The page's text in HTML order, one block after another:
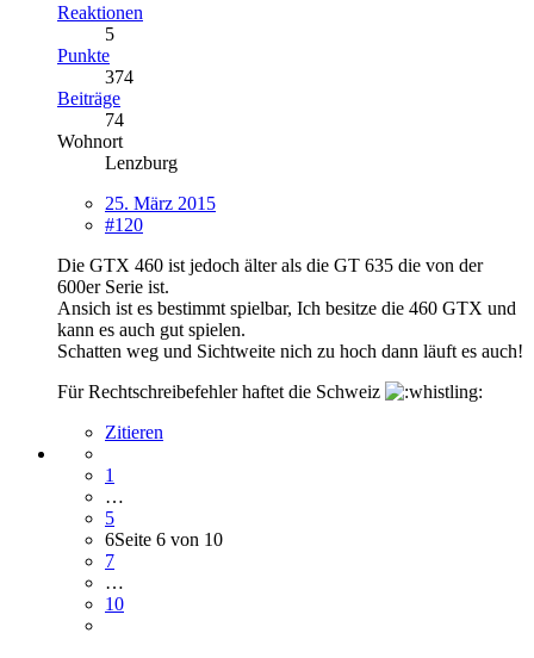
Reaktionen
5
Punkte
374
Beiträge
74
Wohnort
Lenzburg
25. März 2015
#120
Die GTX 460 ist jedoch älter als die GT 635 die von der
600er Serie ist.
Ansich ist es bestimmt spielbar, Ich besitze die 460 GTX und
kann es auch gut spielen.
Schatten weg und Sichtweite nich zu hoch dann läuft es auch!
Für Rechtschreibefehler haftet die Schweiz
Zitieren
1
…
5
6Seite 6 von 10
7
…
10